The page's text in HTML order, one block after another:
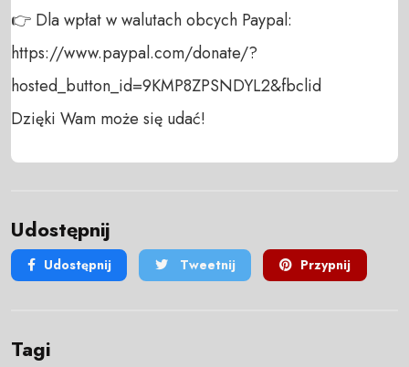
👉 Dla wpłat w walutach obcych Paypal:
https://www.paypal.com/donate/?
hosted_button_id=9KMP8ZPSNDYL2&fbclid
Dzięki Wam może się udać!
Udostępnij
Udostępnij Tweetnij Przypnij
Tagi